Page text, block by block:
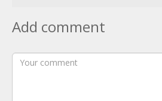
Add comment